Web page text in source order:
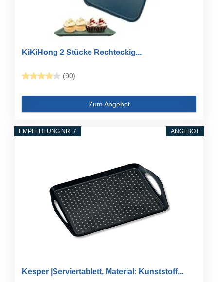
KiKiHong 2 Stücke Rechteckig...
(90)
Zum Angebot
ANGEBOT
EMPFEHLUNG NR. 7
Kesper |Serviertablett, Material: Kunststoff...